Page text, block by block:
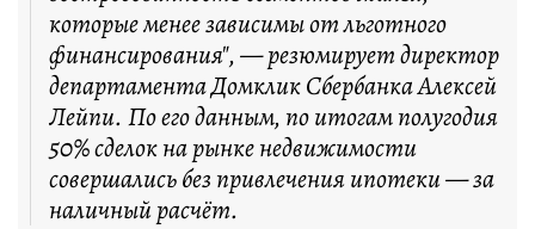
которые менее зависимы от льготного
финансирования", — резюмирует директор
департамента Домклик Сбербанка Алексей
Лейпи. По его данным, по итогам полугодия
50% сделок на рынке недвижимости
совершались без привлечения ипотеки — за
наличный расчёт.